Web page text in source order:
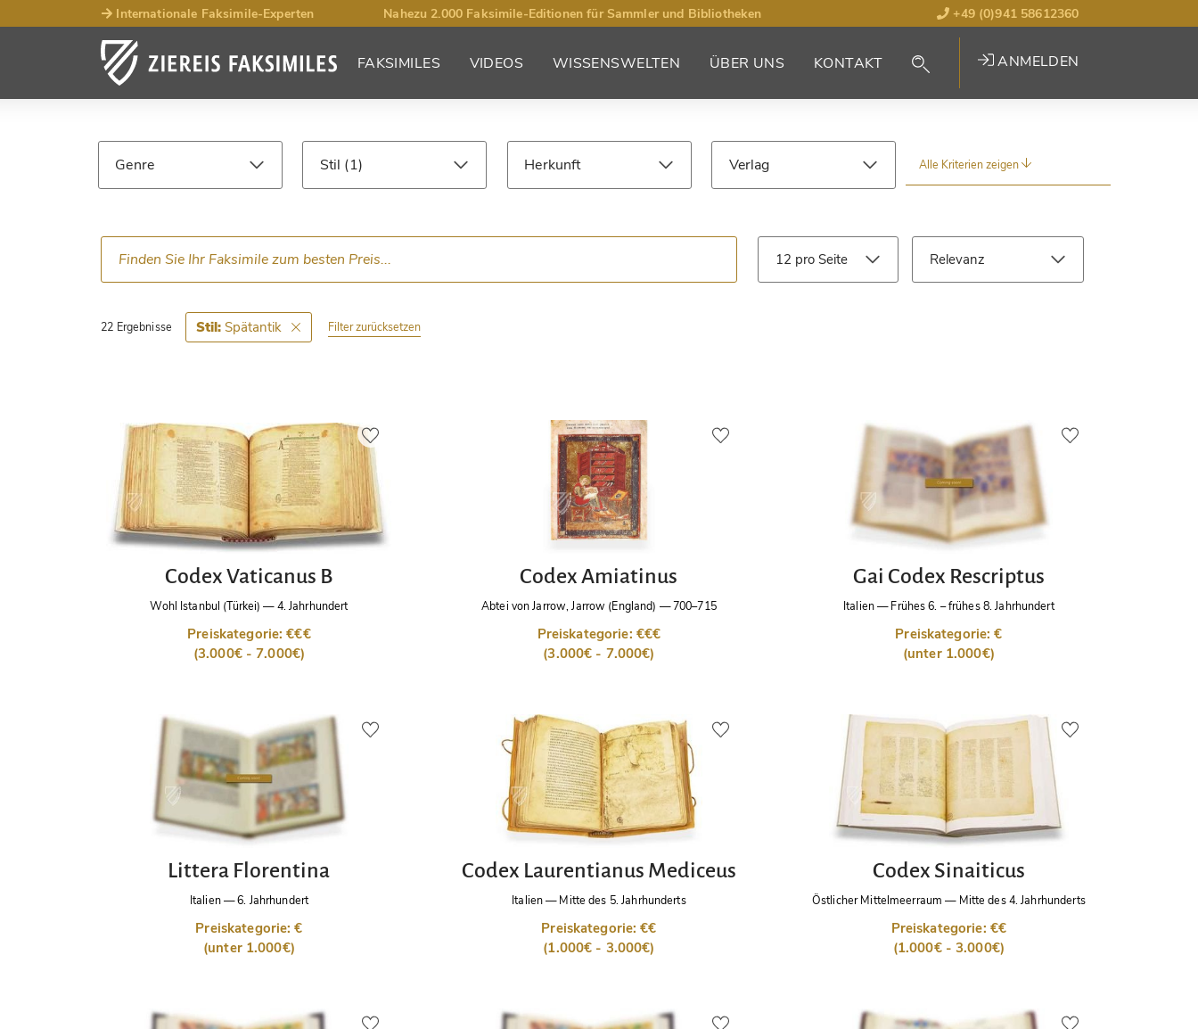
Internationale Faksimile-Experten Nahezu 2.000 Faksimile-Editionen für Sammler und Bibliotheken +49 (0)941 58612360
FAKSIMILES VIDEOS WISSENSWELTEN ÜBER UNS KONTAKT ANMELDEN
Faksimiles
Genre Stil Herkunft Verlag Alle Kriterien zeigen
Sprache Epoche Jahrhundert Bibliothek Art
22 Ergebnisse Stil:Spätantik Filter zurücksetzen
Codex Vaticanus B
Wohl Istanbul (Türkei)—4. Jahrhundert
Preiskategorie: €€€
(3.000€ - 7.000€)
Codex Amiatinus
Abtei von Jarrow, Jarrow (England) —700–715
Preiskategorie: €€€
(3.000€ - 7.000€)
Gai Codex Rescriptus
Italien—Frühes 6. – frühes 8. Jahrhundert
Preiskategorie: €
(unter 1.000€)
Littera Florentina
Italien—6. Jahrhundert
Preiskategorie: €
(unter 1.000€)
Codex Laurentianus Mediceus
Italien—Mitte des 5. Jahrhunderts
Preiskategorie: €€
(1.000€ - 3.000€)
Codex Sinaiticus
Östlicher Mittelmeerraum — Mitte des 4. Jahrhunderts
Preiskategorie: €€
(1.000€ - 3.000€)